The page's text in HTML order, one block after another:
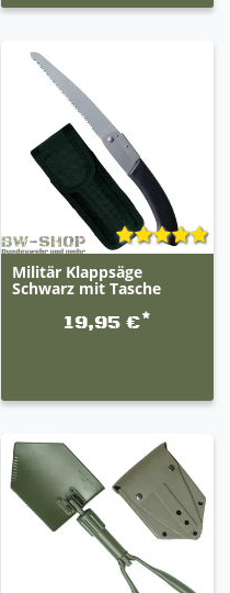
Militär Klappsäge
Schwarz mit Tasche
19,95 €*